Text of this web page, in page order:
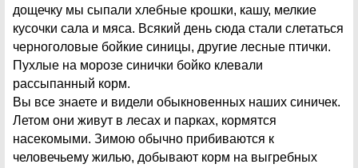
дощечку мы сыпали хлебные крошки, кашу, мелкие
кусочки сала и мяса. Всякий день сюда стали слетаться
черноголовые бойкие синицы, другие лесные птички.
Пухлые на морозе синички бойко клевали
рассыпанный корм.
Вы все знаете и видели обыкновенных наших синичек.
Летом они живут в лесах и парках, кормятся
насекомыми. Зимою обычно прибиваются к
человечьему жилью, добывают корм на выгребных